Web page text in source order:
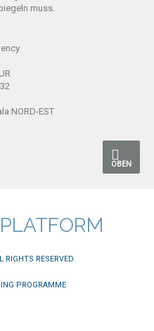
muss.
OBEN
RESERVED.